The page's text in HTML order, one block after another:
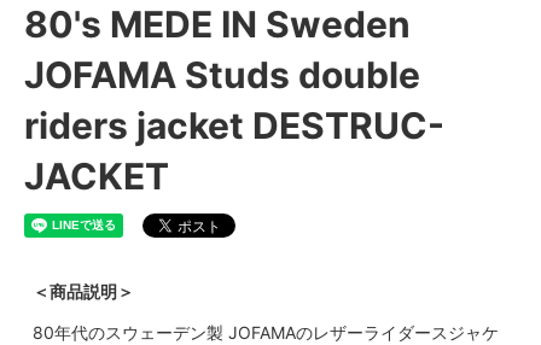
80's MEDE IN Sweden
JOFAMA Studs double
riders jacket DESTRUC-
JACKET
＜商品説明＞
80年代のスウェーデン製 JOFAMAのレザーライダースジャケ